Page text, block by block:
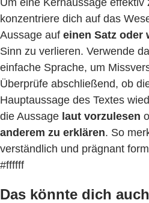
konzentriere dich auf das
Aussage auf einen Satz oder
Sinn zu verlieren. Verwende
einfache Sprache, um
Überprüfe abschließend, ob
Hauptaussage des Textes
die Aussage laut vorzulesen
anderem zu erklären. So
verständlich und prägnant
#ffffff
Das könnte dich